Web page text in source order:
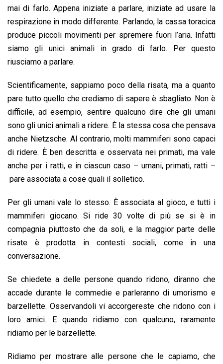
mai di farlo. Appena iniziate a parlare, iniziate ad usare la
respirazione in modo differente. Parlando, la cassa toracica
produce piccoli movimenti per spremere fuori l’aria. Infatti
siamo gli unici animali in grado di farlo. Per questo
riusciamo a parlare.
Scientificamente, sappiamo poco della risata, ma a quanto
pare tutto quello che crediamo di sapere è sbagliato. Non è
difficile, ad esempio, sentire qualcuno dire che gli umani
sono gli unici animali a ridere. È la stessa cosa che pensava
anche Nietzsche. Al contrario, molti mammiferi sono capaci
di ridere. È ben descritta e osservata nei primati, ma vale
anche per i ratti, e in ciascun caso – umani, primati, ratti –
pare associata a cose quali il solletico.
Per gli umani vale lo stesso. È associata al gioco, e tutti i
mammiferi giocano. Si ride 30 volte di più se si è in
compagnia piuttosto che da soli, e la maggior parte delle
risate è prodotta in contesti sociali, come in una
conversazione.
Se chiedete a delle persone quando ridono, diranno che
accade durante le commedie e parleranno di umorismo e
barzellette. Osservandoli vi accorgereste che ridono con i
loro amici. E quando ridiamo con qualcuno, raramente
ridiamo per le barzellette.
Ridiamo per mostrare alle persone che le capiamo, che